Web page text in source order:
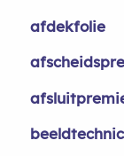
afdekfolie